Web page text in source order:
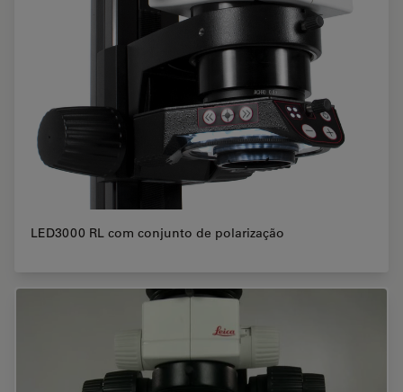
LED3000 RL com conjunto de polarização